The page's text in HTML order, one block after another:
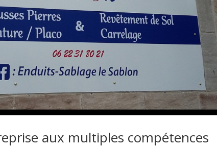
aux multiples compétences